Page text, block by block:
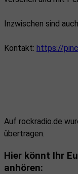
Inzwischen sind
Kontakt: https://
Auf rockradio.de
übertragen.
Hier könnt Ihr
anhören: